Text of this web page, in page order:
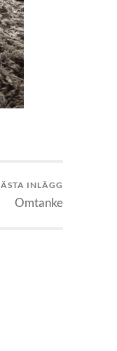
INLÄGG
Omtanke